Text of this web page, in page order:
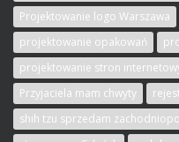
Projektowanie logo Warszawa
projektowanie opakowań
projektowanie stron
Przyjaciela mam chwyty
shih tzu sprzedam